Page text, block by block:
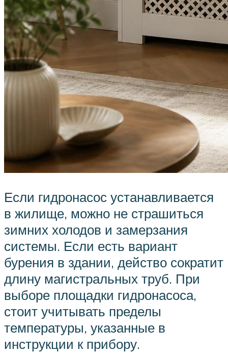
Если гидронасос устанавливается
в жилище, можно не страшиться
зимних холодов и замерзания
системы. Если есть вариант
бурения в здании, действо сократит
длину магистральных труб. При
выборе площадки гидронасоса,
стоит учитывать пределы
температуры, указанные в
инструкции к прибору.